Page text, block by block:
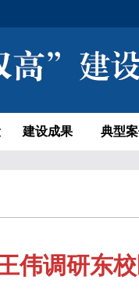
建设成果 典型案
伟调研东